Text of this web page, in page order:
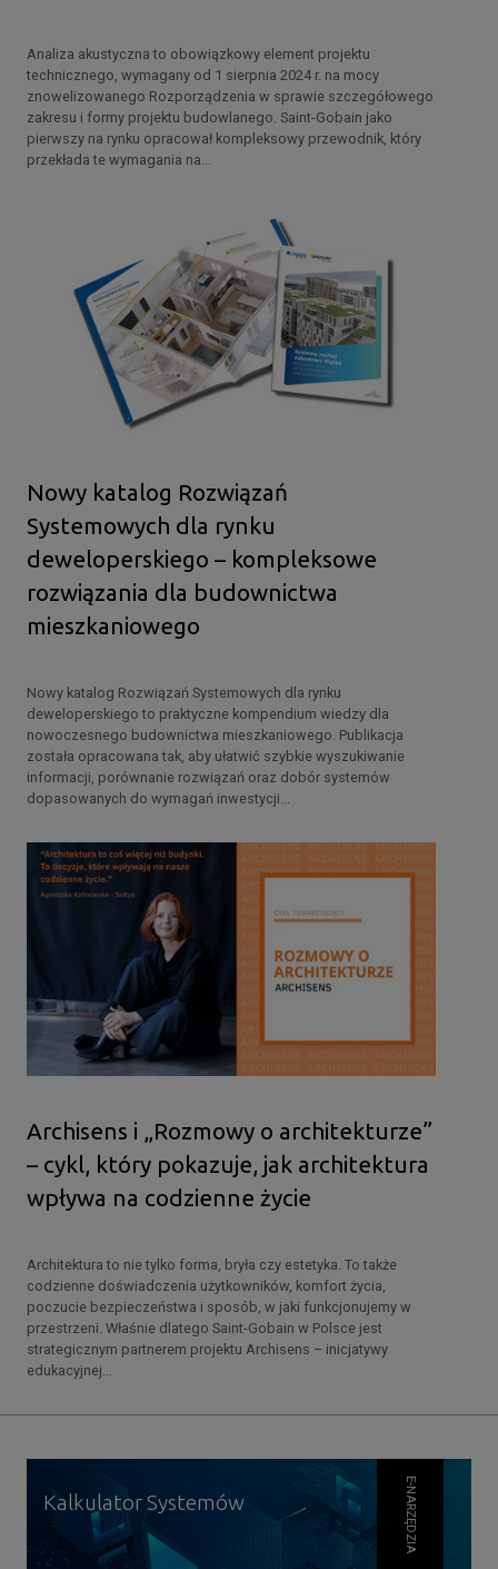
Analiza akustyczna to obowiązkowy element projektu
technicznego, wymagany od 1 sierpnia 2024 r. na mocy
znowelizowanego Rozporządzenia w sprawie szczegółowego
zakresu i formy projektu budowlanego. Saint-Gobain jako
pierwszy na rynku opracował kompleksowy przewodnik, który
przekłada te wymagania na...
Nowy katalog Rozwiązań
Systemowych dla rynku
deweloperskiego – kompleksowe
rozwiązania dla budownictwa
mieszkaniowego
Nowy katalog Rozwiązań Systemowych dla rynku
deweloperskiego to praktyczne kompendium wiedzy dla
nowoczesnego budownictwa mieszkaniowego. Publikacja
została opracowana tak, aby ułatwić szybkie wyszukiwanie
informacji, porównanie rozwiązań oraz dobór systemów
dopasowanych do wymagań inwestycji...
Archisens i „Rozmowy o architekturze”
– cykl, który pokazuje, jak architektura
wpływa na codzienne życie
Architektura to nie tylko forma, bryła czy estetyka. To także
codzienne doświadczenia użytkowników, komfort życia,
poczucie bezpieczeństwa i sposób, w jaki funkcjonujemy w
przestrzeni. Właśnie dlatego Saint-Gobain w Polsce jest
strategicznym partnerem projektu Archisens – inicjatywy
edukacyjnej...
Kalkulator Systemów E-NARZĘDZIA